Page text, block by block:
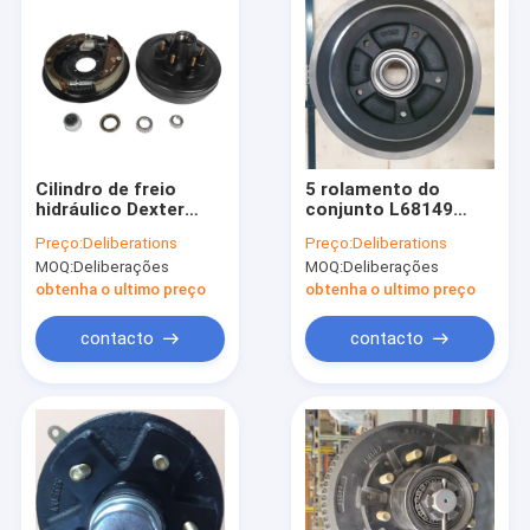
Produtos
Show de RV
Cilindro de freio
hidráulico Dexter
do reboque de 6
parafusos
prisioneiros ALKO
Preço:Deliberations
MOQ:Deliberações
obtenha o ultimo preço
contacto
5 rolamento do
conjunto L68149
de freio do reboque
dos parafusos
prisioneiros
Preço:Deliberations
MOQ:Deliberações
obtenha o ultimo preço
contacto